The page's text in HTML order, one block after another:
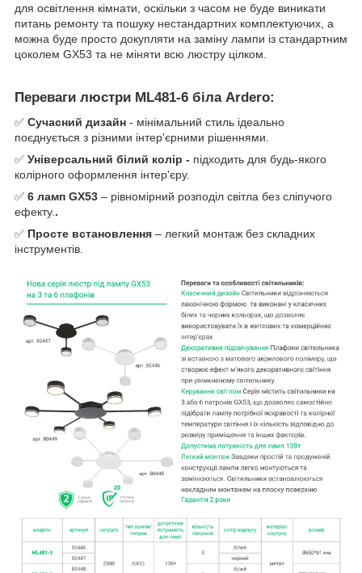
для освітлення кімнати, оскільки з часом не буде виникати
питань ремонту та пошуку нестандартних комплектуючих, а
можна буде просто докупляти на заміну лампи із стандартним
цоколем GX53 та не міняти всю люстру цілком.
Переваги люстри ML481-6 бiла Ardero:
✅ Сучасний дизайн - мінімальний стиль ідеально
поєднується з різними інтер'єрними рішеннями.
✅ Універсальний білий колір - підходить для будь-якого
колірного оформлення інтер'єру.
✅ 6 ламп GX53 – рівномірний розподіл світла без сліпучого
ефекту. .
✅ Просте встановлення – легкий монтаж без складних
інструментів.